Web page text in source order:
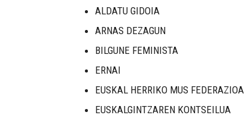
ALDATU GIDOIA
ARNAS DEZAGUN
BILGUNE FEMINISTA
ERNAI
EUSKAL HERRIKO MUS FEDERAZIOA
EUSKALGINTZAREN KONTSEILUA